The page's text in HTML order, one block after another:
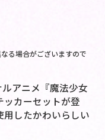
る場合がございますので
アニメ『魔法少女
カーセットが登
したかわいらしい